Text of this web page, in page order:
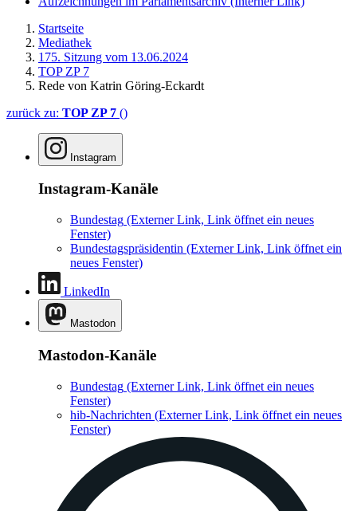
Startseite
Mediathek
175. Sitzung vom 13.06.2024
TOP ZP 7
Rede von Katrin Göring-Eckardt
zurück zu: TOP ZP 7 ()
Instagram
Instagram-Kanäle
Bundestag (Externer Link, Link öffnet ein neues
Fenster)
Bundestagspräsidentin (Externer Link, Link öffnet ein
neues Fenster)
LinkedIn
Mastodon
Mastodon-Kanäle
Bundestag (Externer Link, Link öffnet ein neues
Fenster)
hib-Nachrichten (Externer Link, Link öffnet ein neues
Fenster)